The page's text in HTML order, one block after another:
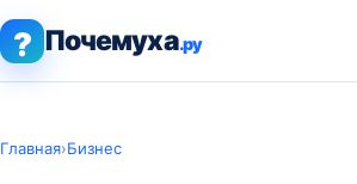
? Почемуха.ру
Главная›Бизнес